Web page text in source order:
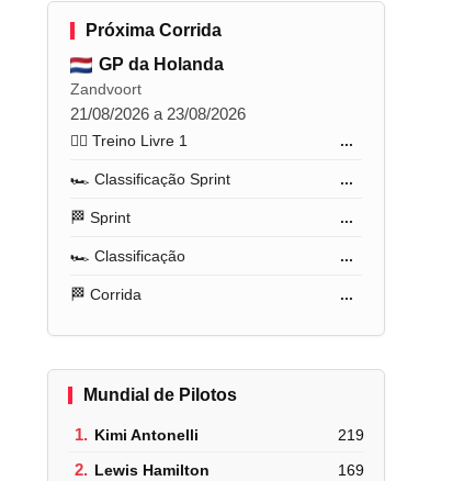
Próxima Corrida
GP da Holanda
Zandvoort
21/08/2026 a 23/08/2026
🏋️‍♂️ Treino Livre 1 ...
🏎️ Classificação Sprint ...
🏁 Sprint ...
🏎️ Classificação ...
🏁 Corrida ...
Mundial de Pilotos
1. Kimi Antonelli 219
2. Lewis Hamilton 169